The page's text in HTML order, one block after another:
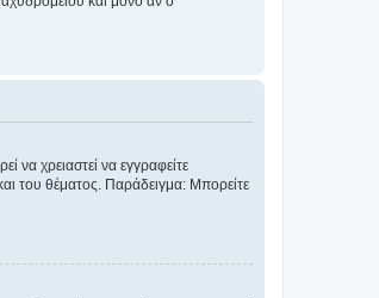
να χρειαστεί να εγγραφείτε
του θέματος. Παράδειγμα: Μπορείτε